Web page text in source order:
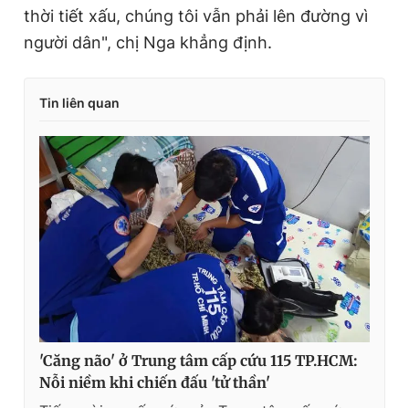
thời tiết xấu, chúng tôi vẫn phải lên đường vì
người dân", chị Nga khẳng định.
Tin liên quan
'Căng não' ở Trung tâm cấp cứu 115 TP.HCM:
Nỗi niềm khi chiến đấu 'tử thần'